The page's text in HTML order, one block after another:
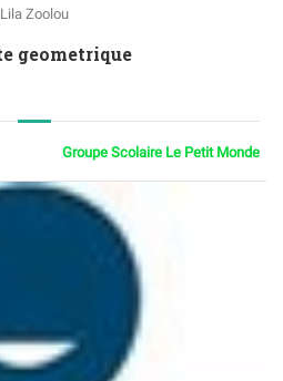
Lila Zoolou
Activite geometrique
Groupe Scolaire Le Petit Monde